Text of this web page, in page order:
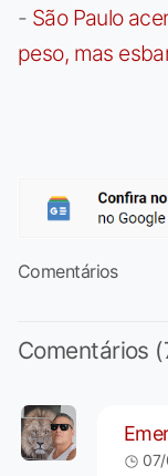
- São Paulo
peso, mas
Comentários
Comentários